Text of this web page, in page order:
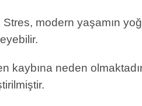
modern yaşamın
neden